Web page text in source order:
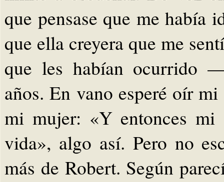
que pensase que me había
que ella creyera que me
que les habían ocurrido
años. En vano esperé oír
mi mujer: «Y entonces mi
vida», algo así. Pero no
más de Robert. Según